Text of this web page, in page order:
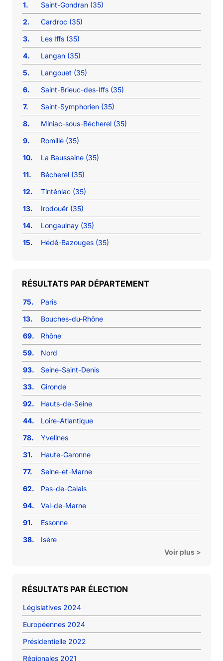
1.
Saint-Gondran (35)
2.
Cardroc (35)
3.
Les Iffs (35)
4.
Langan (35)
5.
Langouet (35)
6.
Saint-Brieuc-des-Iffs (35)
7.
Saint-Symphorien (35)
8.
Miniac-sous-Bécherel (35)
9.
Romillé (35)
10.
La Baussaine (35)
11.
Bécherel (35)
12.
Tinténiac (35)
13.
Irodouër (35)
14.
Longaulnay (35)
15.
Hédé-Bazouges (35)
RÉSULTATS PAR DÉPARTEMENT
75.
Paris
13.
Bouches-du-Rhône
69.
Rhône
59.
Nord
93.
Seine-Saint-Denis
33.
Gironde
92.
Hauts-de-Seine
44.
Loire-Atlantique
78.
Yvelines
31.
Haute-Garonne
77.
Seine-et-Marne
62.
Pas-de-Calais
94.
Val-de-Marne
91.
Essonne
38.
Isère
Voir plus >
RÉSULTATS PAR ÉLECTION
Législatives 2024
Européennes 2024
Présidentielle 2022
Régionales 2021